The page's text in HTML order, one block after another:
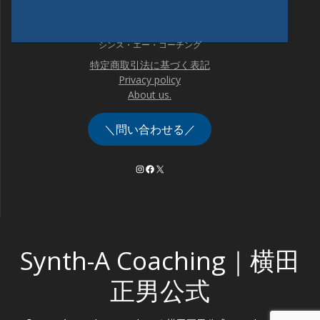
シンス・エー・コーチング
特定商取引法に基づく表記
Privacy policy
About us.
＼問い合わせる／
Instagram
Facebook
X
Synth-A Coaching｜横田
正男公式